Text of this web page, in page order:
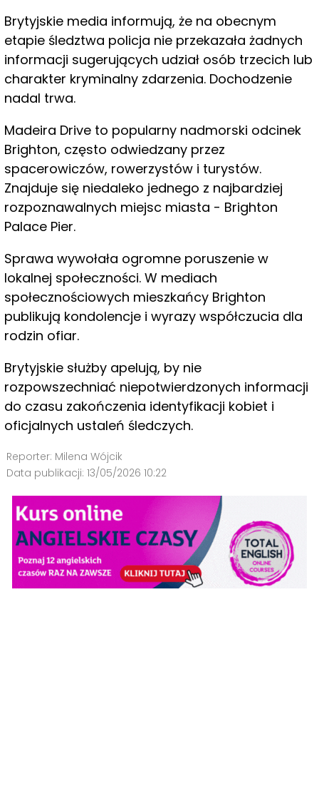
Brytyjskie media informują, że na obecnym
etapie śledztwa policja nie przekazała żadnych
informacji sugerujących udział osób trzecich lub
charakter kryminalny zdarzenia. Dochodzenie
nadal trwa.
Madeira Drive to popularny nadmorski odcinek
Brighton, często odwiedzany przez
spacerowiczów, rowerzystów i turystów.
Znajduje się niedaleko jednego z najbardziej
rozpoznawalnych miejsc miasta - Brighton
Palace Pier.
Sprawa wywołała ogromne poruszenie w
lokalnej społeczności. W mediach
społecznościowych mieszkańcy Brighton
publikują kondolencje i wyrazy współczucia dla
rodzin ofiar.
Brytyjskie służby apelują, by nie
rozpowszechniać niepotwierdzonych informacji
do czasu zakończenia identyfikacji kobiet i
oficjalnych ustaleń śledczych.
Reporter: Milena Wójcik
Data publikacji: 13/05/2026 10:22